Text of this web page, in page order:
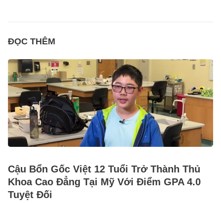
ĐỌC THÊM
Cậu Bổn Gốc Việt 12 Tuổi Trở Thành Thủ
Khoa Cao Đẳng Tại Mỹ Với Điểm GPA 4.0
Tuyệt Đối